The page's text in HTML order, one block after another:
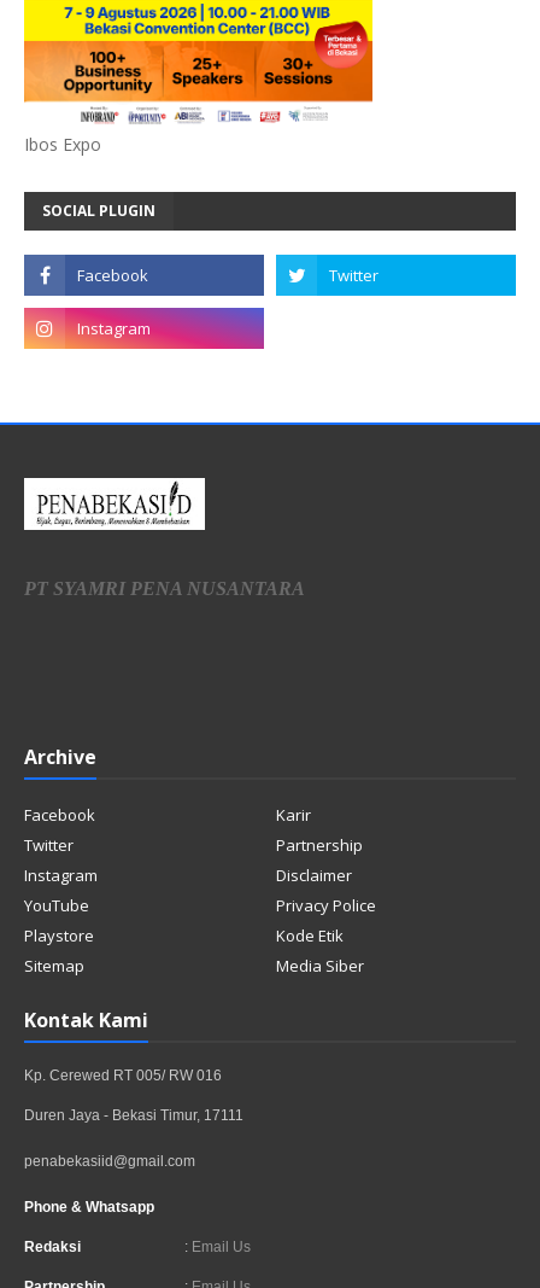
Ibos Expo
SOCIAL PLUGIN
PT SYAMRI PENA NUSANTARA
Archive
Facebook
Karir
Twitter
Partnership
Instagram
Disclaimer
YouTube
Privacy Police
Playstore
Kode Etik
Sitemap
Media Siber
Kontak Kami
Kp. Cerewed RT 005/ RW 016
Duren Jaya - Bekasi Timur, 17111
penabekasiid@gmail.com
Phone & Whatsapp
Redaksi : Email Us